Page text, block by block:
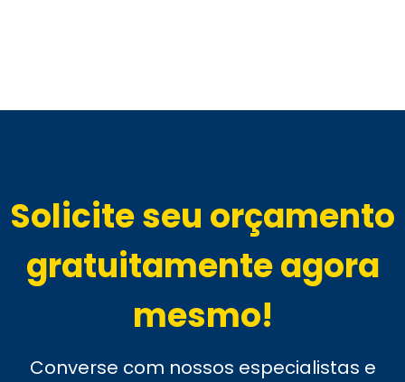
Solicite seu orçamento
gratuitamente agora
mesmo!
Converse com nossos especialistas e